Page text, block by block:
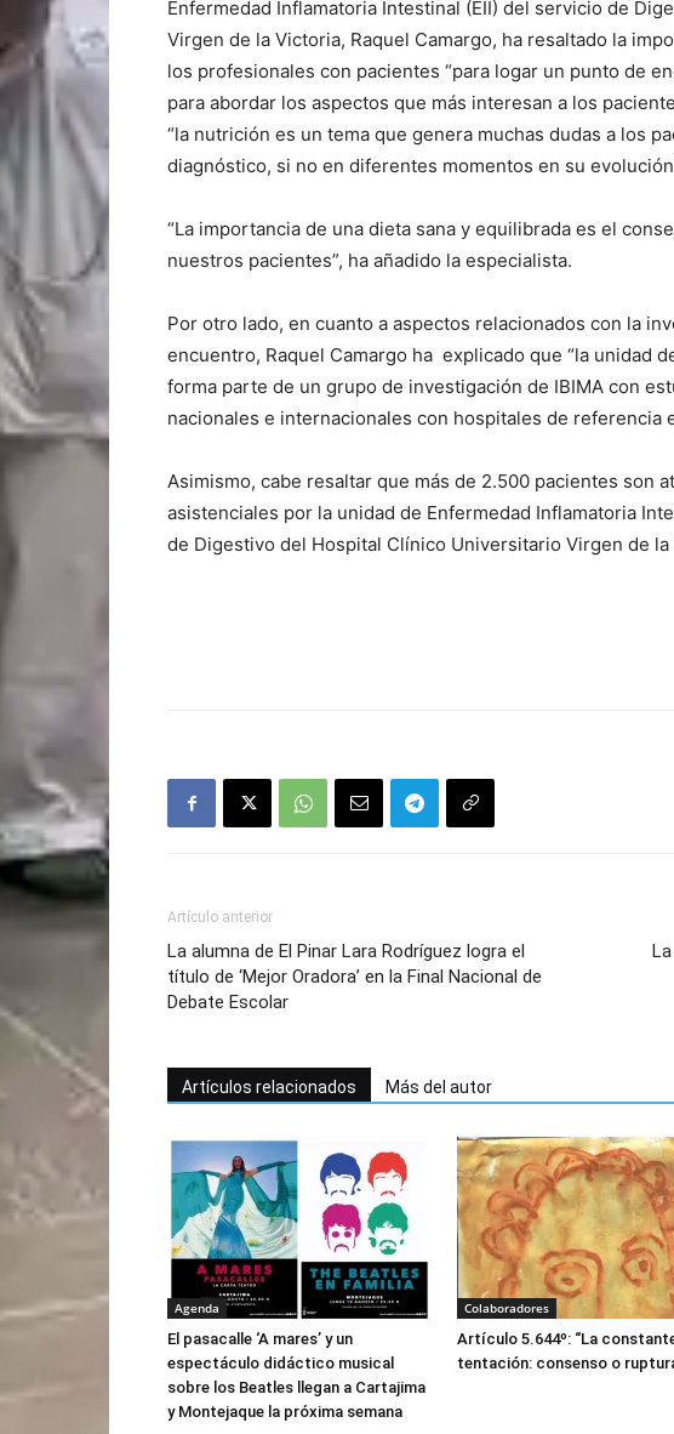
Enfermedad Inflamatoria Intestinal (EII) del servicio de
Virgen de la Victoria, Raquel Camargo, ha resaltado la
los profesionales con pacientes “para logar un punto de
para abordar los aspectos que más interesan a los
“la nutrición es un tema que genera muchas dudas a los
diagnóstico, si no en diferentes momentos en su
“La importancia de una dieta sana y equilibrada es el
nuestros pacientes”, ha añadido la especialista.
Por otro lado, en cuanto a aspectos relacionados con la
encuentro, Raquel Camargo ha explicado que “la unidad
forma parte de un grupo de investigación de IBIMA con
nacionales e internacionales con hospitales de referencia
Asimismo, cabe resaltar que más de 2.500 pacientes son
asistenciales por la unidad de Enfermedad Inflamatoria
de Digestivo del Hospital Clínico Universitario Virgen de la
Artículo anterior
La alumna de El Pinar Lara Rodríguez logra el
título de ‘Mejor Oradora’ en la Final Nacional de
Debate Escolar
Artículos relacionados Más del autor
Agenda
El pasacalle ‘A mares’ y un
espectáculo didáctico musical
sobre los Beatles llegan a Cartajima
y Montejaque la próxima semana
Colaboradores
Artículo 5.644º: “La
tentación: consenso o